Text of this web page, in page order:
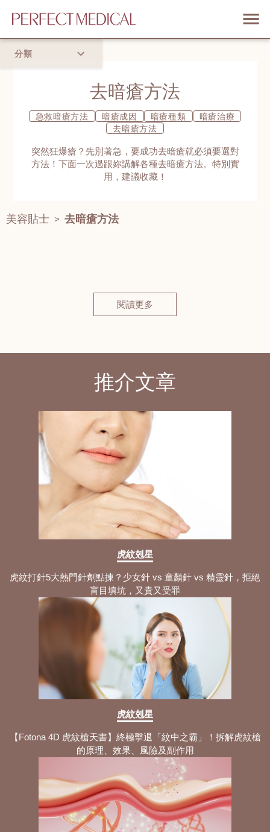
分類
去暗瘡方法
急救暗瘡方法 暗瘡成因 暗瘡種類
暗瘡治療
去暗瘡方法
突然狂爆瘡？先別著急，要成功去暗瘡就必須要選對
方法！下面一次過跟妳講解各種去暗瘡方法。特別實
用，建議收藏！
美容貼士 > 去暗瘡方法
閱讀更多
推介文章
虎紋剋星
虎紋打針5大熱門針劑點揀？少女針 vs 童顏針 vs 精靈針，拒絕
盲目填坑，又貴又受罪
虎紋剋星
【Fotona 4D 虎紋槍天書】終極擊退「紋中之霸」！拆解虎紋槍
的原理、效果、風險及副作用